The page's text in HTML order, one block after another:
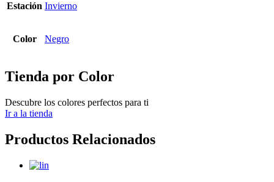
Estación Invierno
Color Negro
Tienda por Color
Descubre los colores perfectos para ti
Ir a la tienda
Productos Relacionados